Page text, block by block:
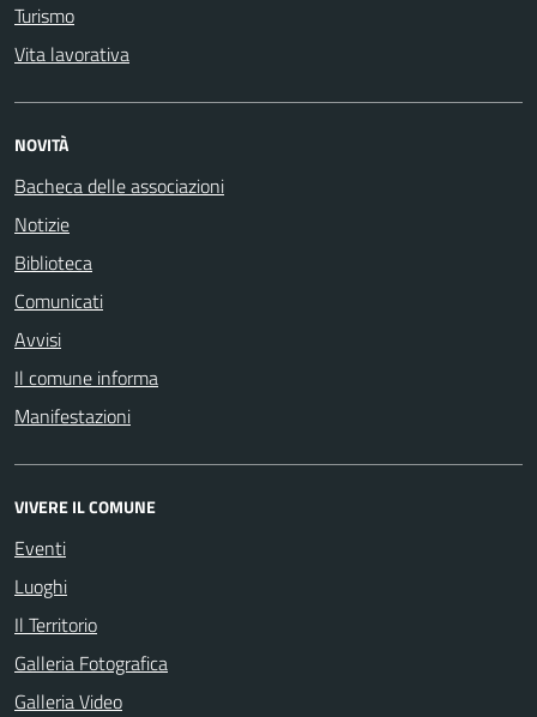
Turismo
Vita lavorativa
NOVITÀ
Bacheca delle associazioni
Notizie
Biblioteca
Comunicati
Avvisi
Il comune informa
Manifestazioni
VIVERE IL COMUNE
Eventi
Luoghi
Il Territorio
Galleria Fotografica
Galleria Video